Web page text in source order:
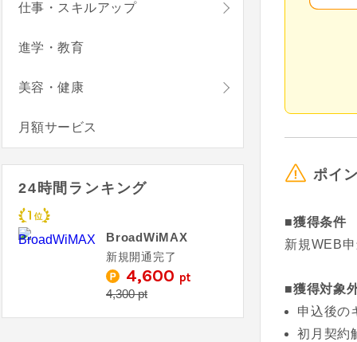
ポイ
■獲得条件
新規WEB
■獲得対象
申込後の
初月契約
仕事・スキルアップ
進学・教育
美容・健康
月額サービス
24時間ランキング
BroadWiMAX
新規開通完了
4,600 pt
4,300 pt